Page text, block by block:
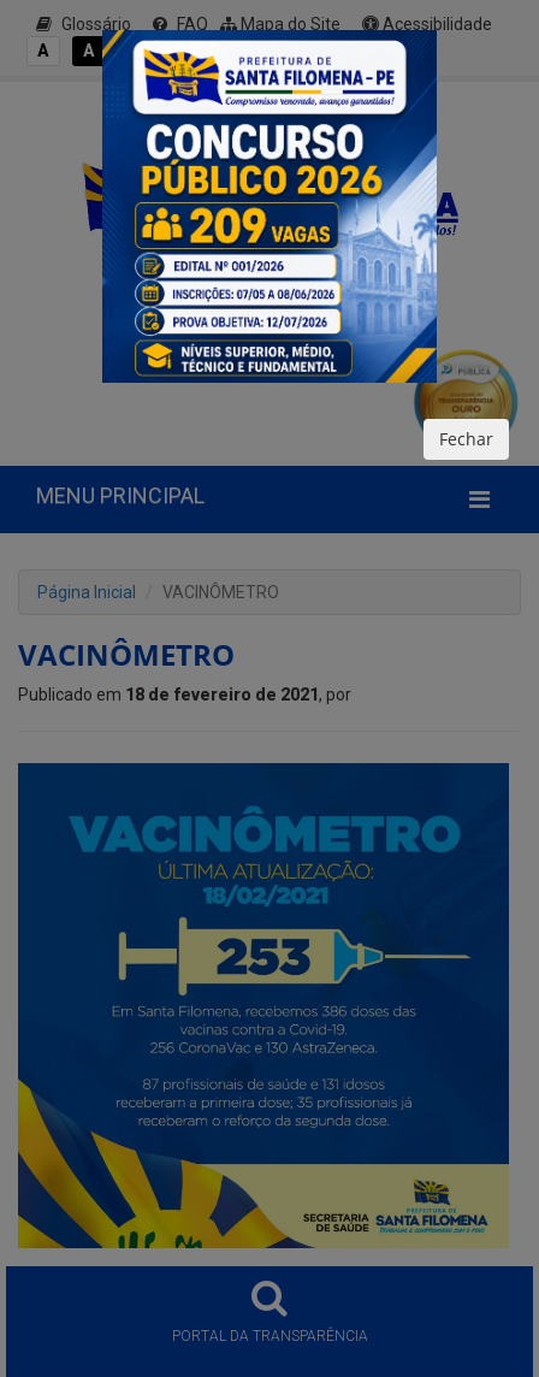
Glossário FAQ Mapa do Site
Acessibilidade
A
A A- A A+
MENU PRINCIPAL
Página Inicial VACINÔMETRO
VACINÔMETRO
Publicado em 18 de fevereiro de 2021 , por
PORTAL DA TRANSPARÊNCIA
Fechar